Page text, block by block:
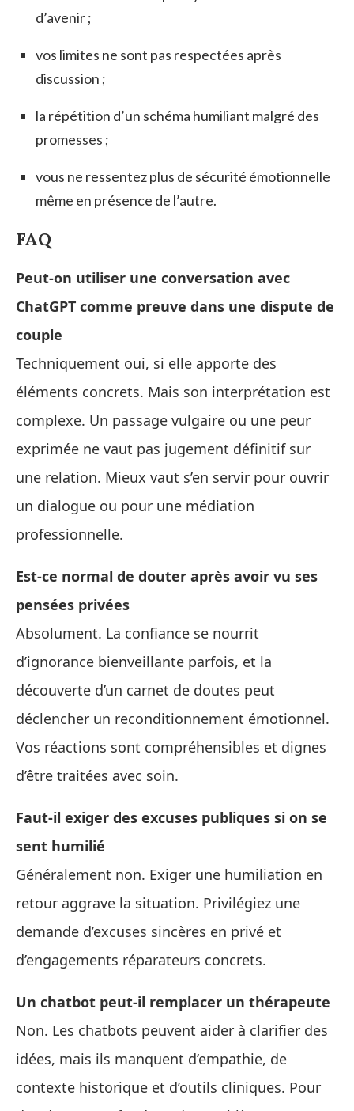
d’avenir ;
vos limites ne sont pas respectées après
discussion ;
la répétition d’un schéma humiliant malgré des
promesses ;
vous ne ressentez plus de sécurité émotionnelle
même en présence de l’autre.
FAQ
Peut‑on utiliser une conversation avec
ChatGPT comme preuve dans une dispute de
couple
Techniquement oui, si elle apporte des
éléments concrets. Mais son interprétation est
complexe. Un passage vulgaire ou une peur
exprimée ne vaut pas jugement définitif sur
une relation. Mieux vaut s’en servir pour ouvrir
un dialogue ou pour une médiation
professionnelle.
Est‑ce normal de douter après avoir vu ses
pensées privées
Absolument. La confiance se nourrit
d’ignorance bienveillante parfois, et la
découverte d’un carnet de doutes peut
déclencher un reconditionnement émotionnel.
Vos réactions sont compréhensibles et dignes
d’être traitées avec soin.
Faut‑il exiger des excuses publiques si on se
sent humilié
Généralement non. Exiger une humiliation en
retour aggrave la situation. Privilégiez une
demande d’excuses sincères en privé et
d’engagements réparateurs concrets.
Un chatbot peut‑il remplacer un thérapeute
Non. Les chatbots peuvent aider à clarifier des
idées, mais ils manquent d’empathie, de
contexte historique et d’outils cliniques. Pour